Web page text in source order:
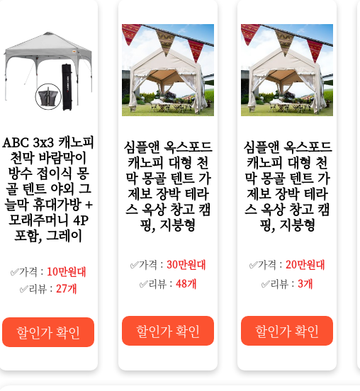
ABC 3x3 캐노피
천막 바람막이
방수 접이식 몽
골 텐트 야외 그
늘막 휴대가방 +
모래주머니 4P
포함, 그레이
✅가격 : 10만원대
✅리뷰 : 27개
할인가 확인
심플앤 옥스포드
캐노피 대형 천
막 몽골 텐트 가
제보 장박 테라
스 옥상 창고 캠
핑, 지붕형
✅가격 : 30만원대
✅리뷰 : 48개
할인가 확인
심플앤 옥스포드
캐노피 대형 천
막 몽골 텐트 가
제보 장박 테라
스 옥상 창고 캠
핑, 지붕형
✅가격 : 20만원대
✅리뷰 : 3개
할인가 확인